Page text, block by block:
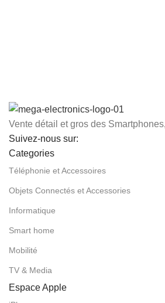
Vente détail et gros des
Suivez-nous sur:
Categories
Téléphonie et Accessoires
Objets Connectés et Accessories
Informatique
Smart home
Mobilité
TV & Media
Espace Apple